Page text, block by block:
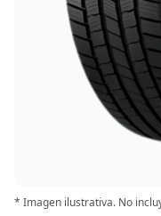
* Imagen ilustrativa. No